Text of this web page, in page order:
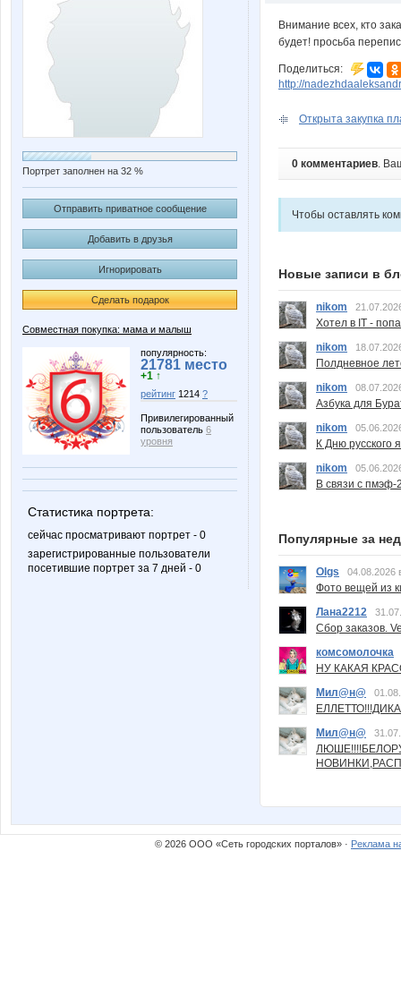
Портрет заполнен на 32 %
Отправить приватное сообщение
Добавить в друзья
Игнорировать
Сделать подарок
Совместная покупка: мама и малыш
популярность:
21781 место
+1 ↑
рейтинг 1214 ?
Привилегированный
пользователь 6
уровня
Статистика портрета:
сейчас просматривают портрет - 0
зарегистрированные пользователи
посетившие портрет за 7 дней - 0
Внимание всех, кто
будет! просьба
Поделиться:
http://
Открыта закупка
0 комментариев.
Чтобы оставлять
Новые записи в
nikom
Хотел в IT -
nikom
Полдневное
nikom
Азбука для
nikom
К Дню русского
nikom
В связи с пмэф-
Популярные за
Olgs 04.08.2026
Фото вещей из
Лана2212
Сбор заказов.
комсомолочка
НУ КАКАЯ
Мил@н@
Мил@н@
© 2026 ООО «Сеть городских порталов» · Реклама